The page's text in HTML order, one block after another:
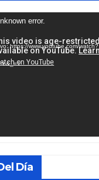
error.
https://www.youtube.com/watch?
Día